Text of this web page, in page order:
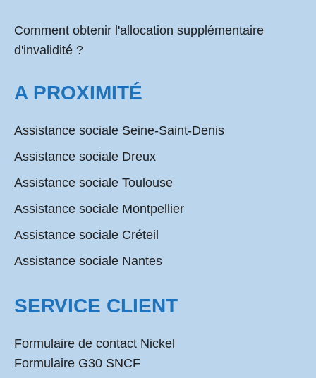
Comment obtenir l'allocation supplémentaire
d'invalidité ?
A PROXIMITÉ
Assistance sociale Seine-Saint-Denis
Assistance sociale Dreux
Assistance sociale Toulouse
Assistance sociale Montpellier
Assistance sociale Créteil
Assistance sociale Nantes
SERVICE CLIENT
Formulaire de contact Nickel
Formulaire G30 SNCF